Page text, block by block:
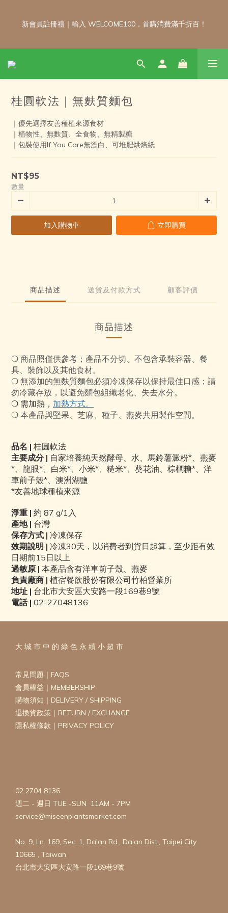
新會員註冊禮｜輸入 WELCOME100，首購消費滿千折百！
新會員註冊禮｜輸入 WELCOME100，首購消費滿千折百！
\ 免運門檻調整公告 / 6月1日起，常溫商品消費滿2,000免運！低溫
商品消費滿3,000免運！（僅限本島）
每月 8 號會員日｜小超市自製商品不限金額享 9 折優惠！！把握
會員日官網下單：自製無麩麵包、餅乾甜點、冷凍料理包通通享優
惠！
桂圓軟法｜無麩質麵包
｜優先選擇友善種植來源食材
｜植物性、無麩質、全食物、無精製糖
｜包裝使用If You Care無漂白、可堆肥烘焙紙
NT$95
數量
加入購物車 立即購買
商品描述 送貨及付款方式 顧客評價
商品描述
❍ 商品照僅供參考；產品不分切、不包含承裝容器、餐
具、裝飾以及其他食材。
❍ 無添加的無麩質麵包必須冷凍保存以保持最佳口感；請
勿冷藏存放，以避免麵包組織老化、失去水分。
❍ 需加熱， 加熱方式。
❍ 本產品與堅果、芝麻、種子、燕麥共用製作空間。
品名 | 桂圓軟法
主要成分| 自家培養純天然酵母、 水、馬鈴薯澱粉*、燕麥
*、龍眼*、白米*、小米*、糙米*、葵花油、棕櫚糖*、洋
車前子殼*、澳洲湖鹽
*友善地球種植來源
淨重 | 約 87 g/1入
產地 | 台灣
保存方式 | 冷凍保存
效期說明 | 冷凍30天，以消費者到貨日起算，至少距有效
日期前15日以上
過敏原 | 本產品含有洋車前子殼、燕麥
負責廠商 | 植宿餐飲股份有限公司竹柏營業所
地址 | 台北市大安區大安路一段169巷9號
電話| 02-27048136
大 城 市 中 的 綠 色 永 續 小 超 市
常見問題｜FAQS
會員權益｜MEMBERSHIP
購物須知｜DELIVERY / SHIPPING
退換貨政策｜RETURN / EXCHANGE
隱私權條款｜PRIVACY POLICY
02 2704 8136
週二 - 週日 TUE -SUN 11AM - 7PM
service@miseenplantsmarket.com
No. 9, Ln. 169, Sec. 1, Da'an Rd., Da’an Dist., Taipei City
10665 , Taiwan
台北市大安區大安路一段169巷9號